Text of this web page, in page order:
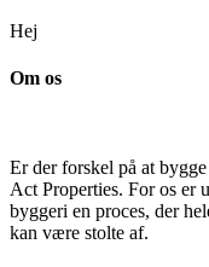
Hej
Om os
Er der forskel på at
Act Properties. For os er
byggeri en proces, der
kan være stolte af.